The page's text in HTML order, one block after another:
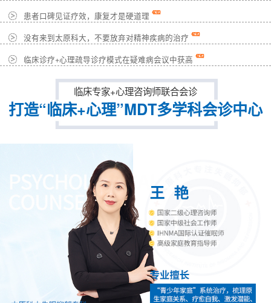
患者口碑见证疗效，康复才是硬道理
没有来到太原科大，不要放弃对精神疾病的治疗
临床诊疗+心理疏导诊疗模式在疑难病会议中获高
临床专家+心理咨询师联合会诊
打造“临床+心理”MDT多学科会诊中心